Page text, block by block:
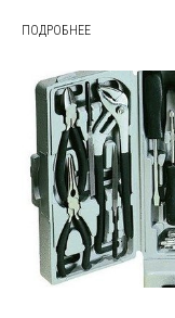
ПОДРОБНЕЕ